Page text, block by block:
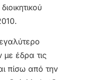
με έδρα τις
πίσω από την